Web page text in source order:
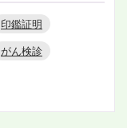
印鑑証明
がん検診